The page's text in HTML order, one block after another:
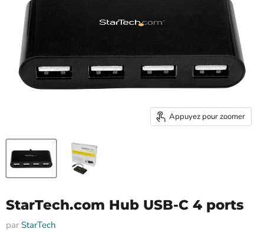
Appuyez pour zoomer
StarTech.com Hub USB-C 4 ports
par StarTech